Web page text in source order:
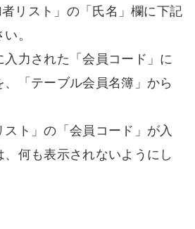
者リスト」の「氏名」欄に下記
。
入力された「会員コード」に
「テーブル会員名簿」から
ト」の「会員コード」が入
何も表示されないようにし